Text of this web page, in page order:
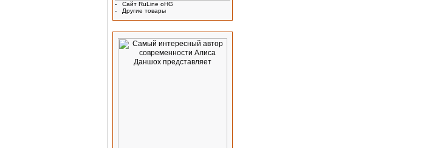
-
Сайт RuLine oHG
-
Другие товары